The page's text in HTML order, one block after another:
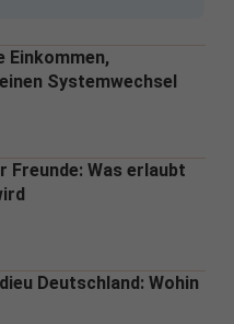
Einkommen,
Systemwechsel
Was erlaubt
Deutschland: Wohin